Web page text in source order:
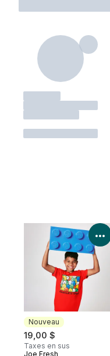
Nouveau
19,00 $
Taxes en sus
Joe Fresh